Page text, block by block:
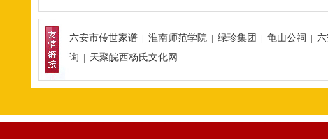
六安市传世家谱| 淮南师范学院| 绿珍集团 | 龟山公祠 |
询 | 天聚皖西杨氏文化网